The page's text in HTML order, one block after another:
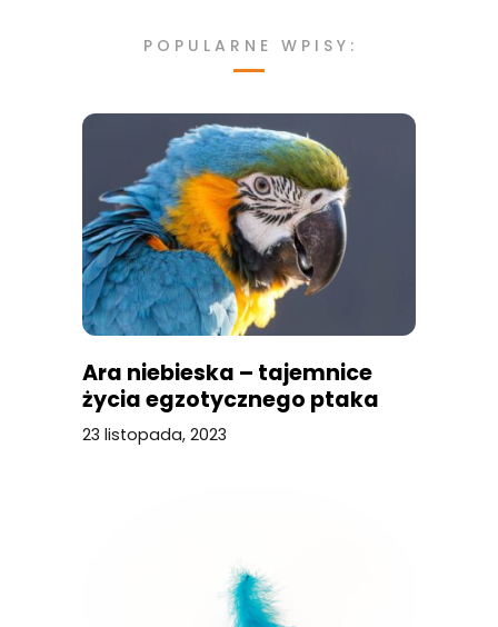
POPULARNE WPISY:
Ara niebieska – tajemnice
życia egzotycznego ptaka
23 listopada, 2023